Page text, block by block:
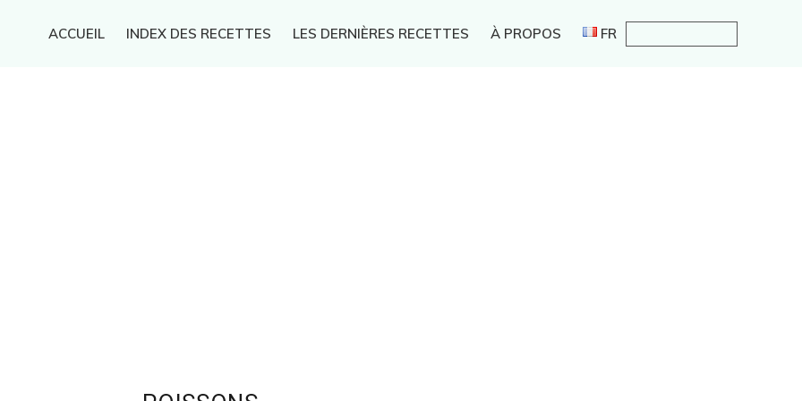
ACCUEIL INDEX DES RECETTES LES DERNIÈRES RECETTES À PROPOS FR